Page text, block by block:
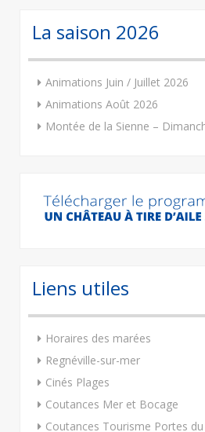
La saison 2026
Animations Juin / Juillet 2026
Animations Août 2026
Montée de la Sienne –
Liens utiles
Horaires des marées
Regnéville-sur-mer
Cinés Plages
Coutances Mer et Bocage
Coutances Tourisme Portes